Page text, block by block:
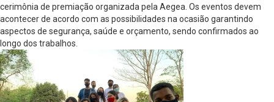
cerimônia de premiação organizada pela Aegea. Os eventos devem
acontecer de acordo com as possibilidades na ocasião garantindo
aspectos de segurança, saúde e orçamento, sendo confirmados ao
longo dos trabalhos.